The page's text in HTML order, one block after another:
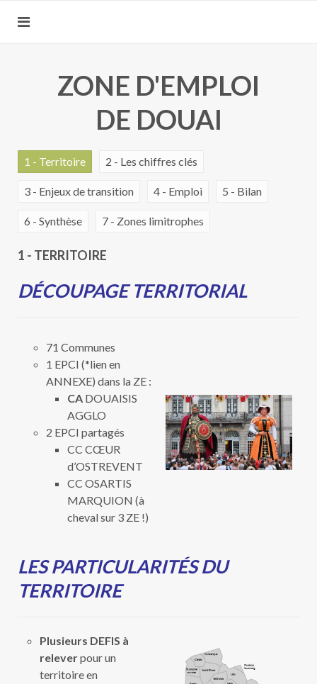
ZONE D'EMPLOI
DE DOUAI
1 - Territoire 2 - Les chiffres clés
3 - Enjeux de transition 4 - Emploi 5 - Bilan
6 - Synthèse 7 - Zones limitrophes
1 - TERRITOIRE
DÉCOUPAGE TERRITORIAL
71 Communes
1 EPCI (*lien en
ANNEXE) dans la ZE :
CA DOUAISIS
AGGLO
2 EPCI partagés
CC CŒUR
d’OSTREVENT
CC OSARTIS
MARQUION (à
cheval sur 3 ZE !)
LES PARTICULARITÉS DU
TERRITOIRE
Plusieurs DEFIS à
releverpour un
territoire en